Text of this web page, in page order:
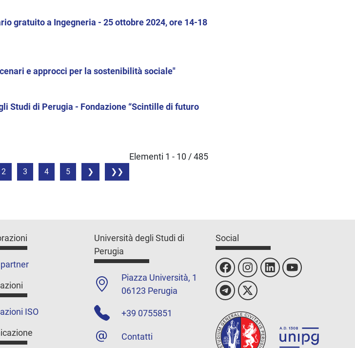
gratuito a Ingegneria - 25 ottobre 2024, ore 14-18
e approcci per la sostenibilità sociale"
Studi di Perugia - Fondazione “Scintille di futuro
Elementi 1 - 10 / 485
2 3 4 5
ISO
Università degli Studi di
Perugia
Piazza Università, 1
06123 Perugia
+39 0755851
Contatti
Social